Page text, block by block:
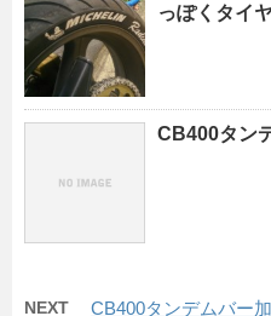
っぽくタイ
CB400タン
NEXT CB400タンデムバー